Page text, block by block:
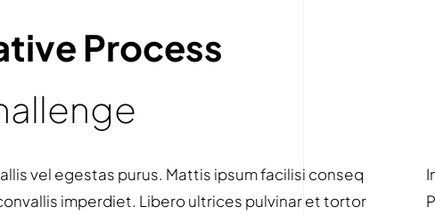
Process
vel egestas purus. Mattis ipsum facilisi conseq
imperdiet. Libero ultrices pulvinar et tortor